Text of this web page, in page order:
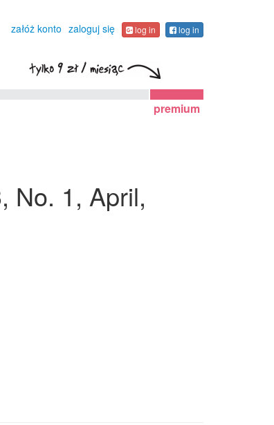
załóż konto zaloguj się log in log in
premium
No. 1, April,